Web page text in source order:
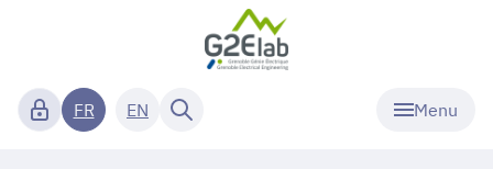
Menu
FR EN